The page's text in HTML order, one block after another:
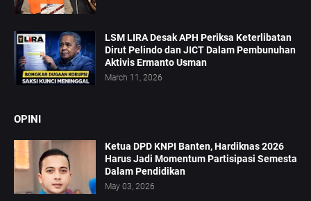
LSM LIRA Desak APH Periksa Keterlibatan
Dirut Pelindo dan JICT Dalam Pembunuhan
Aktivis Ermanto Usman
March 11, 2026
OPINI
Ketua DPD KNPI Banten, Hardiknas 2026
Harus Jadi Momentum Partisipasi Semesta
Dalam Pendidikan
May 03, 2026